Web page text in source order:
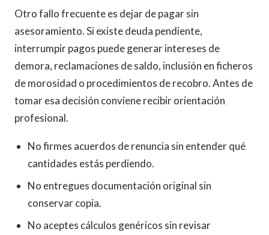
Otro fallo frecuente es dejar de pagar sin
asesoramiento. Si existe deuda pendiente,
interrumpir pagos puede generar intereses de
demora, reclamaciones de saldo, inclusión en ficheros
de morosidad o procedimientos de recobro. Antes de
tomar esa decisión conviene recibir orientación
profesional.
No firmes acuerdos de renuncia sin entender qué
cantidades estás perdiendo.
No entregues documentación original sin
conservar copia.
No aceptes cálculos genéricos sin revisar